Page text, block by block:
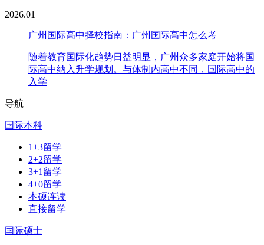
2026.01
广州国际高中择校指南：广州国际高中怎么考
随着教育国际化趋势日益明显，广州众多家庭开始将国
际高中纳入升学规划。与体制内高中不同，国际高中的
入学
导航
国际本科
1+3留学
2+2留学
3+1留学
4+0留学
本硕连读
直接留学
国际硕士